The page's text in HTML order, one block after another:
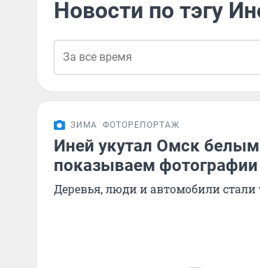
Новости по тэгу
ЗИМА ФОТОРЕПОРТАЖ
Иней укутал Омск
показываем
Деревья, люди и автомобили